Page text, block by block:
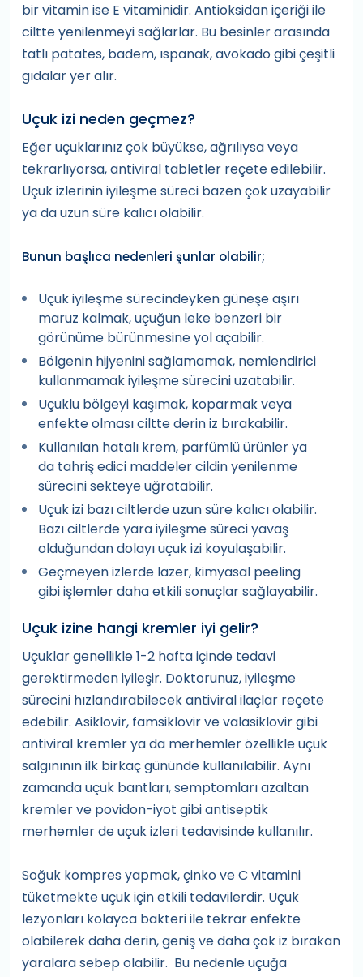
bir vitamin ise E vitaminidir. Antioksidan içeriği ile
ciltte yenilenmeyi sağlarlar. Bu besinler arasında
tatlı patates, badem, ıspanak, avokado gibi çeşitli
gıdalar yer alır.
Uçuk izi neden geçmez?
Eğer uçuklarınız çok büyükse, ağrılıysa veya
tekrarlıyorsa, antiviral tabletler reçete edilebilir.
Uçuk izlerinin iyileşme süreci bazen çok uzayabilir
ya da uzun süre kalıcı olabilir.
Bunun başlıca nedenleri şunlar olabilir;
Uçuk iyileşme sürecindeyken güneşe aşırı
maruz kalmak, uçuğun leke benzeri bir
görünüme bürünmesine yol açabilir.
Bölgenin hijyenini sağlamamak, nemlendirici
kullanmamak iyileşme sürecini uzatabilir.
Uçuklu bölgeyi kaşımak, koparmak veya
enfekte olması ciltte derin iz bırakabilir.
Kullanılan hatalı krem, parfümlü ürünler ya
da tahriş edici maddeler cildin yenilenme
sürecini sekteye uğratabilir.
Uçuk izi bazı ciltlerde uzun süre kalıcı olabilir.
Bazı ciltlerde yara iyileşme süreci yavaş
olduğundan dolayı uçuk izi koyulaşabilir.
Geçmeyen izlerde lazer, kimyasal peeling
gibi işlemler daha etkili sonuçlar sağlayabilir.
Uçuk izine hangi kremler iyi gelir?
Uçuklar genellikle 1-2 hafta içinde tedavi
gerektirmeden iyileşir. Doktorunuz, iyileşme
sürecini hızlandırabilecek antiviral ilaçlar reçete
edebilir. Asiklovir, famsiklovir ve valasiklovir gibi
antiviral kremler ya da merhemler özellikle uçuk
salgınının ilk birkaç gününde kullanılabilir. Aynı
zamanda uçuk bantları, semptomları azaltan
kremler ve povidon-iyot gibi antiseptik
merhemler de uçuk izleri tedavisinde kullanılır.
Soğuk kompres yapmak, çinko ve C vitamini
tüketmekte uçuk için etkili tedavilerdir. Uçuk
lezyonları kolayca bakteri ile tekrar enfekte
olabilerek daha derin, geniş ve daha çok iz bırakan
yaralara sebep olabilir. Bu nedenle uçuğa